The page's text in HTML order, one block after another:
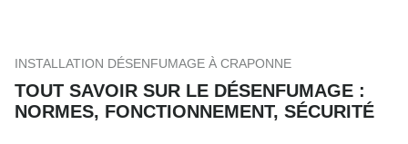
INSTALLATION DÉSENFUMAGE À CRAPONNE
TOUT SAVOIR SUR LE DÉSENFUMAGE :
NORMES, FONCTIONNEMENT, SÉCURITÉ